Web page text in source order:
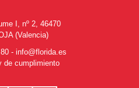
I, nº 2, 46470
(Valencia)
- info@florida.es
de cumplimiento